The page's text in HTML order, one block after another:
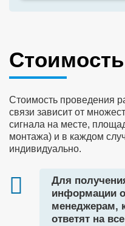
Стоимость проведения
связи зависит от
сигнала на месте,
монтажа) и в каждом
индивидуально.
Для
информации
менеджерам,
ответят на